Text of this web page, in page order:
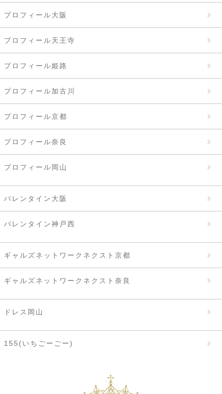
プロフィール大阪
プロフィール天王寺
プロフィール姫路
プロフィール加古川
プロフィール京都
プロフィール奈良
プロフィール岡山
バレンタイン大阪
バレンタイン神戸西
ギャルズネットワークネクスト京都
ギャルズネットワークネクスト奈良
ドレス岡山
155(いちごーごー)